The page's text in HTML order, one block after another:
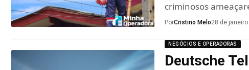
criminosos
PorCristino Melo28 de
NEGÓCIOS E OPERADORAS
Deutsche